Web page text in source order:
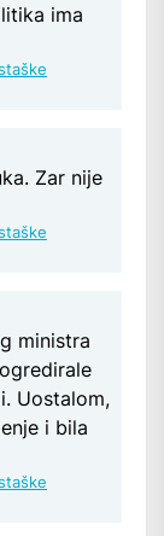
ima
Zar nije
ministra
Uostalom,
i bila